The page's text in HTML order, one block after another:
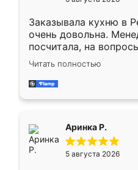
Заказывала кухню в
очень довольна.
посчитала, на
Замерщик приехал в
делу со всей
за день, ребята
Читать полностью
Аринка Р.
5 августа 2026